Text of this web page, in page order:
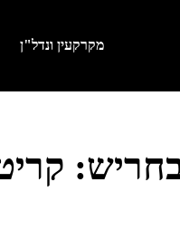
מקרקעין ונדל"ן